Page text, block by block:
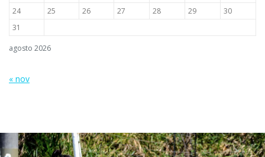
agosto 2026
24
25 26 27 28 29
30
31
« nov